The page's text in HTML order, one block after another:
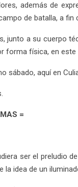
además de
de batalla, a
junto a su cuerpo
forma física, en este
sábado, aquí en
=
ser el preludio
la idea de un